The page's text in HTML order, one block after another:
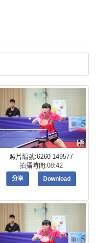
照片編號:6260-149577
拍攝時間:08:42
分享 Download